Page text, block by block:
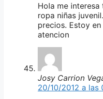
Hola me
ropa niñas
precios. Estoy
atencion
Josy Carrion
20/10/2012 a las